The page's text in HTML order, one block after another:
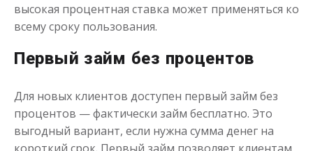
Сумма до50 000₽
Срок
Получить
высокая процентная ставка может применяться ко
всему сроку пользования.
Первый займ без процентов
Для новых клиентов доступен первый займ без
процентов — фактически займ бесплатно. Это
выгодный вариант, если нужна сумма денег на